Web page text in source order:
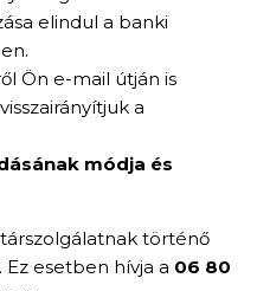
elindul a banki
Ön e-mail útján is
a
módja és
történő
esetben hívja a 06 80